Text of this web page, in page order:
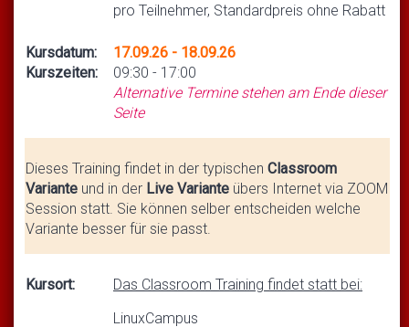
pro Teilnehmer, Standardpreis ohne Rabatt
Kursdatum:
Kurszeiten:
17.09.26 - 18.09.26
09:30 - 17:00
Alternative Termine stehen am Ende dieser
Seite
Dieses Training findet in der typischen Classroom
Variante und in der Live Variante übers Internet via ZOOM
Session statt. Sie können selber entscheiden welche
Variante besser für sie passt.
Kursort:
Das Classroom Training findet statt bei:
LinuxCampus